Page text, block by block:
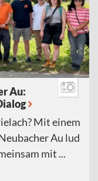
Au:
Mit einem
Au lud
mit ...